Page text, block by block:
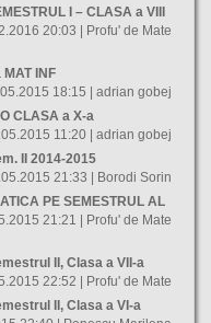
I – CLASA a VIII
20:03 | Profu' de Mate
INF
18:15 | adrian gobej
CLASA a X-a
11:20 | adrian gobej
II 2014-2015
21:33 | Borodi Sorin
PE SEMESTRUL AL
21:21 | Profu' de Mate
II, Clasa a VII-a
22:52 | Profu' de Mate
II, Clasa a VI-a